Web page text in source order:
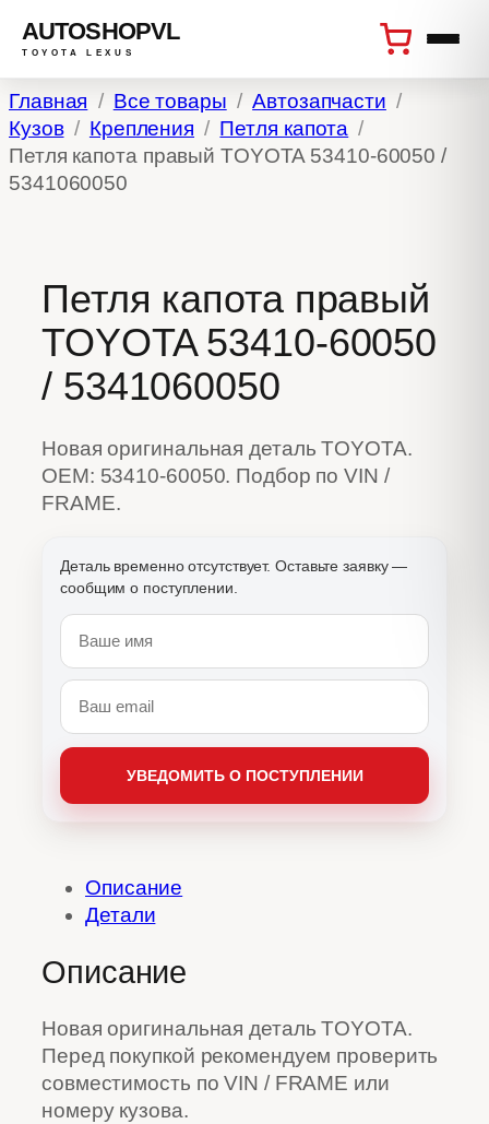
Перейти
к
содержимому
AUTOSHOPVL
TOYOTA LEXUS
Главная Все товары
Автозапчасти
Кузов
Крепления
Петля капота
Петля капота правый TOYOTA 53410-60050 /
5341060050
Петля капота правый
TOYOTA 53410-60050
/ 5341060050
Новая оригинальная деталь TOYOTA.
OEM: 53410-60050. Подбор по VIN /
FRAME.
Описание
Детали
Описание
Новая оригинальная деталь TOYOTA.
Перед покупкой рекомендуем проверить
совместимость по VIN / FRAME или
номеру кузова.